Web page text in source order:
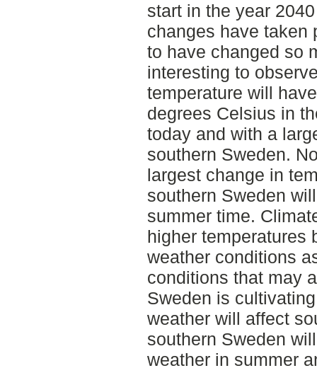
start in the year
changes have taken
to have changed so
interesting to
temperature will
degrees Celsius in
today and with a
southern Sweden.
largest change in
southern Sweden
summer time.
higher temperatures
weather conditions
conditions that may
Sweden is
weather will affect
southern Sweden
weather in summer